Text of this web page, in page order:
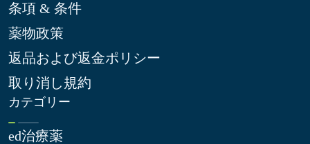
条項 & 条件
薬物政策
返品および返金ポリシー
取り消し規約
カテゴリー
ed治療薬